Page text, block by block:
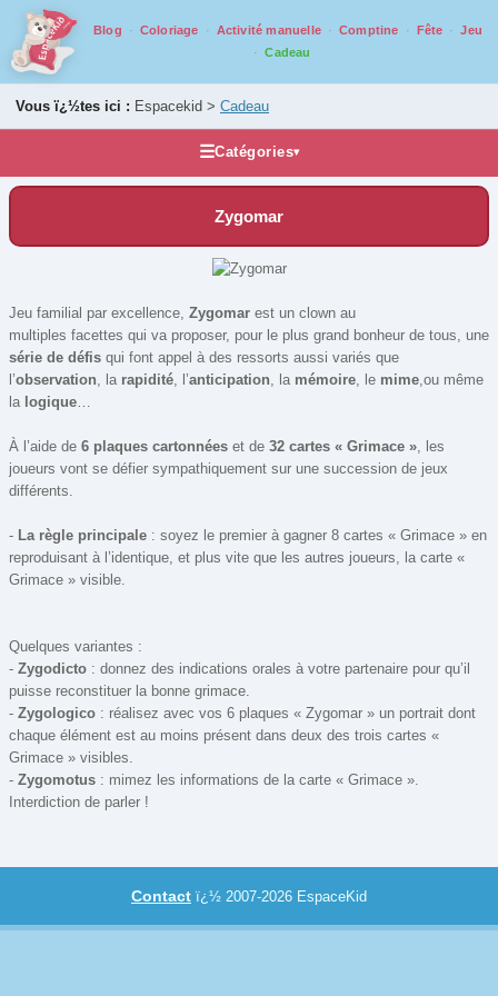
Blog Coloriage Activité manuelle Comptine Fête
Jeu
Cadeau
Vous ï¿½tes ici : Espacekid > Cadeau
☰Catégories▾
Idée cadeau
Jeux de voyage
Jeux pour ados/adultes
Jeux pour juniors
Jeux qui montent
Poker
Promotions
Zygomar
Jeu familial par excellence, Zygomar est un clown au
multiples facettes qui va proposer, pour le plus grand bonheur de tous, une
série de défis qui font appel à des ressorts aussi variés que
l’observation, la rapidité, l’anticipation, la mémoire, le mime,ou même
la logique…
À l’aide de 6 plaques cartonnées et de 32 cartes « Grimace », les
joueurs vont se défier sympathiquement sur une succession de jeux
différents.
- La règle principale : soyez le premier à gagner 8 cartes « Grimace » en
reproduisant à l’identique, et plus vite que les autres joueurs, la carte «
Grimace » visible.
Quelques variantes :
- Zygodicto : donnez des indications orales à votre partenaire pour qu’il
puisse reconstituer la bonne grimace.
- Zygologico : réalisez avec vos 6 plaques « Zygomar » un portrait dont
chaque élément est au moins présent dans deux des trois cartes «
Grimace » visibles.
- Zygomotus : mimez les informations de la carte « Grimace ».
Interdiction de parler !
Contact ï¿½ 2007-2026 EspaceKid